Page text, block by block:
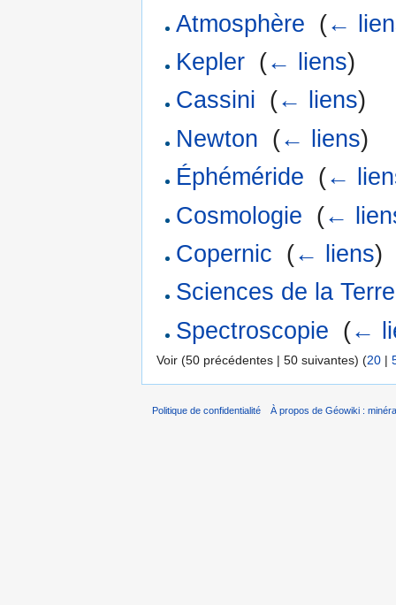
Atmosphère (←
Kepler (← liens)
Cassini (← liens)
Newton (← liens)
Éphéméride (←
Cosmologie (←
Copernic (← liens)
Sciences de la Terre
Spectroscopie (←
Voir (50 précédentes | 50 suivantes) (20 |
Politique de confidentialité À propos de Géowiki :